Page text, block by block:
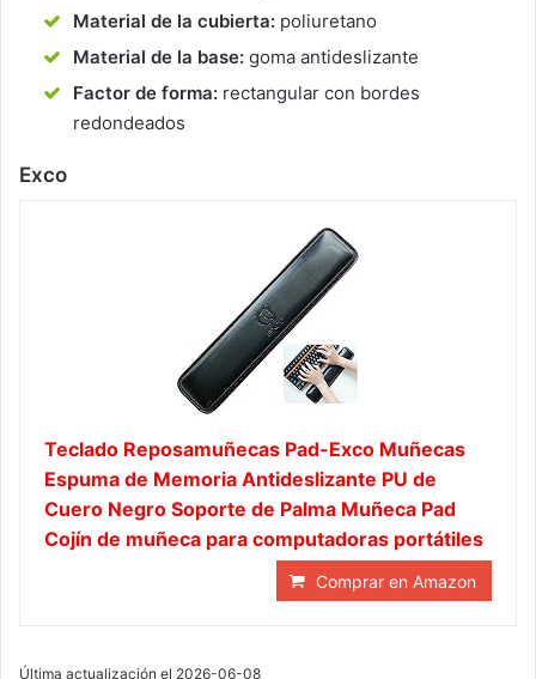
Material de la cubierta: poliuretano
Material de la base: goma antideslizante
Factor de forma: rectangular con bordes
redondeados
Exco
Teclado Reposamuñecas Pad-Exco Muñecas
Espuma de Memoria Antideslizante PU de
Cuero Negro Soporte de Palma Muñeca Pad
Cojín de muñeca para computadoras portátiles
Comprar en Amazon
Última actualización el 2026-06-08